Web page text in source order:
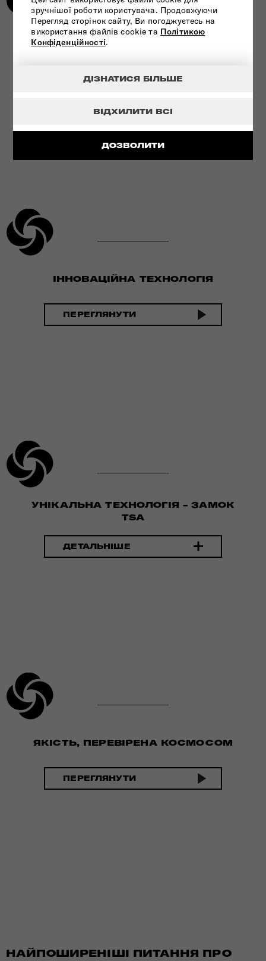
зручнішої роботи користувача. Продовжуючи
Перегляд сторінок сайту, Ви погоджуєтесь на
використання файлів cookie та Політикою
Конфіденційності.
ДОЗВОЛИТИ
ВІДХИЛИТИ ВСІ
ДІЗНАТИСЯ БІЛЬШЕ
УЛЬТРАМІЦНИЙ МАТЕРІАЛ
ПЕРЕГЛЯНУТИ
ІННОВАЦІЙНА ТЕХНОЛОГІЯ
ПЕРЕГЛЯНУТИ
УНІКАЛЬНА ТЕХНОЛОГІЯ - ЗАМОК
TSA
ДЕТАЛЬНІШЕ
ЯКІСТЬ, ПЕРЕВІРЕНА КОСМОСОМ
ПЕРЕГЛЯНУТИ
НАЙПОШИРЕНІШІ ПИТАННЯ ПРО